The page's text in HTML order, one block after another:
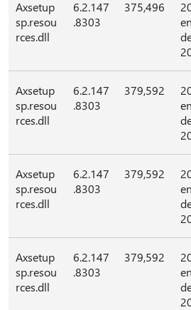
Axsetup
sp.resou
rces.dll
6.2.147
.8303
375,496
Axsetup
sp.resou
rces.dll
6.2.147
.8303
379,592
Axsetup
sp.resou
rces.dll
6.2.147
.8303
379,592
Axsetup
sp.resou
rces.dll
6.2.147
.8303
379,592